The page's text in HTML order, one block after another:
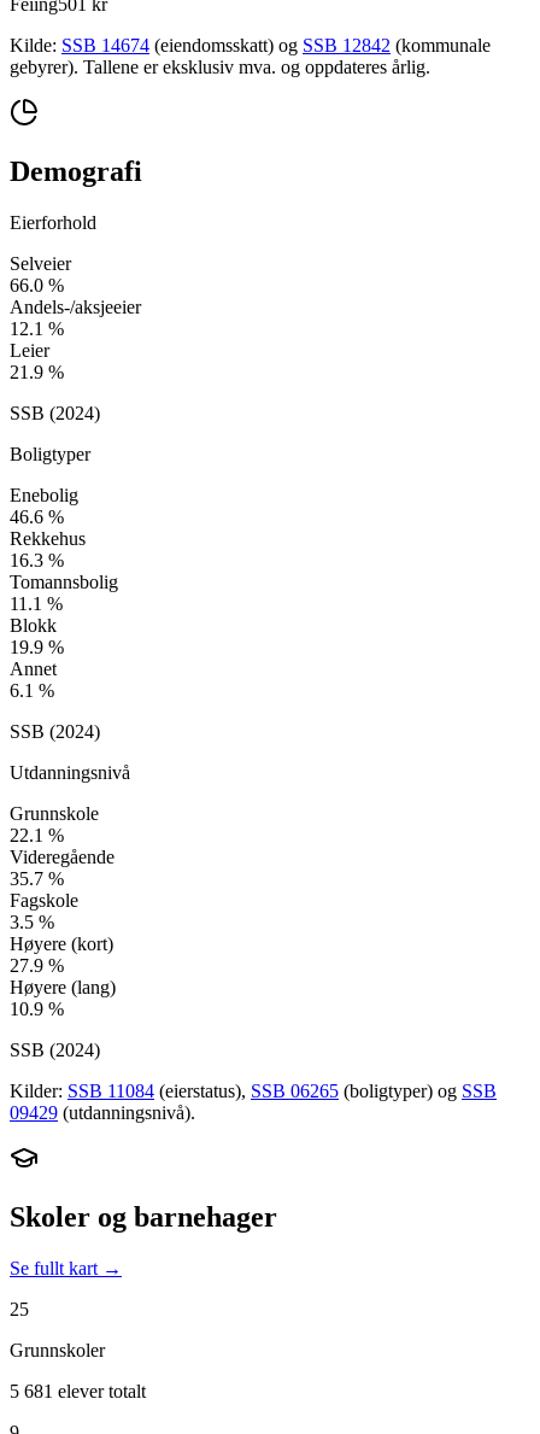
Feiing501 kr
Kilde: SSB 14674 (eiendomsskatt) og SSB 12842 (kommunale
gebyrer). Tallene er eksklusiv mva. og oppdateres årlig.
Demografi
Eierforhold
Selveier
66.0 %
Andels-/aksjeeier
12.1 %
Leier
21.9 %
SSB (2024)
Boligtyper
Enebolig
46.6 %
Rekkehus
16.3 %
Tomannsbolig
11.1 %
Blokk
19.9 %
Annet
6.1 %
SSB (2024)
Utdanningsnivå
Grunnskole
22.1 %
Videregående
35.7 %
Fagskole
3.5 %
Høyere (kort)
27.9 %
Høyere (lang)
10.9 %
SSB (2024)
Kilder: SSB 11084 (eierstatus), SSB 06265 (boligtyper) og SSB
09429 (utdanningsnivå).
Skoler og barnehager
Se fullt kart →
25
Grunnskoler
5 681 elever totalt